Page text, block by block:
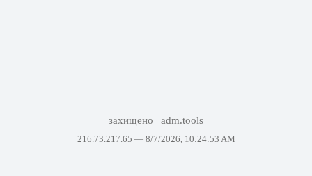
захищено adm.tools
216.73.217.65 — 8/7/2026, 10:24:53 AM